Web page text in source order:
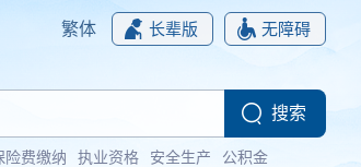
繁体 长辈版 无障碍
险费缴纳 执业资格 安全生产 公积金